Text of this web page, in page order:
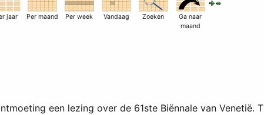
jaar Per maand Per week Vandaag Zoeken
Ga naar
maand
een lezing over de 61ste Biënnale van Venetië.